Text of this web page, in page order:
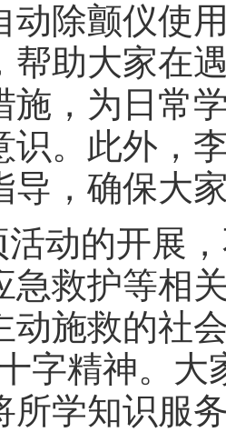
动除颤仪使
帮助大家在
施，为日常
识。此外，
导，确保大
活动的开展
急救护等相
动施救的社
字精神。
所学知识服